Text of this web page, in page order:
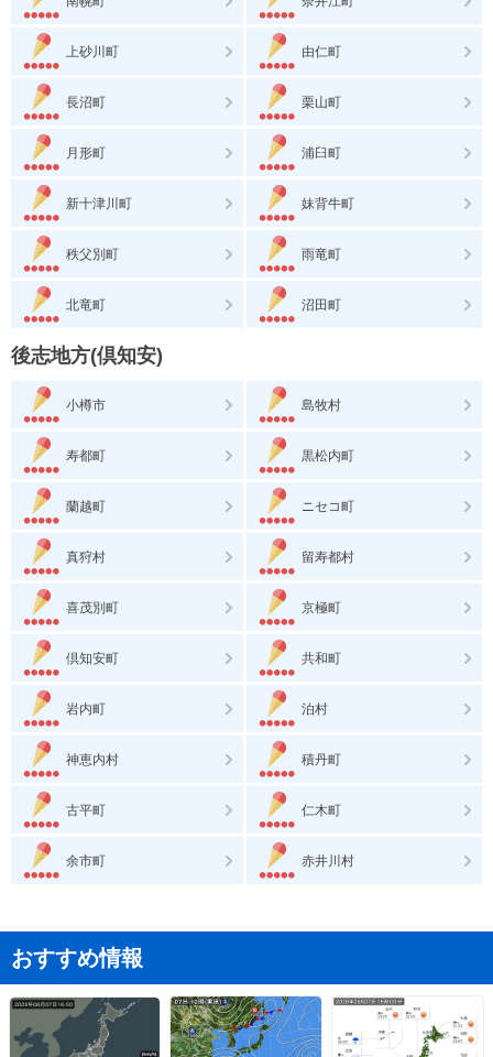
上砂川町 由仁町
長沼町 栗山町
月形町 浦臼町
新十津川町 妹背牛町
秩父別町 雨竜町
北竜町 沼田町
後志地方(倶知安)
小樽市 島牧村
寿都町 黒松内町
蘭越町 ニセコ町
真狩村 留寿都村
喜茂別町 京極町
倶知安町 共和町
岩内町 泊村
神恵内村 積丹町
古平町 仁木町
余市町 赤井川村
おすすめ情報